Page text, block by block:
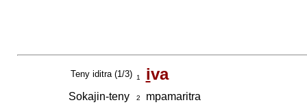
Teny iditra (1/3) 1 iva
Sokajin-teny 2
mpamaritra